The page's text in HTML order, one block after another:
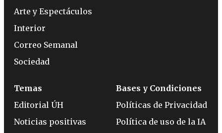
Arte y Espectáculos
Interior
Correo Semanal
Sociedad
Temas
Editorial ÚH
Noticias positivas
Bases y Condiciones
Políticas de Privacidad
Política de uso de la IA